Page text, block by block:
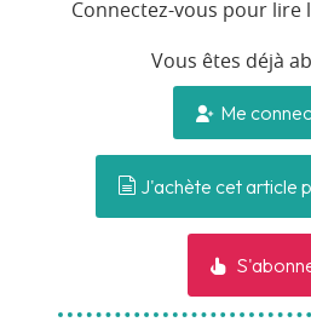
Connectez-vous pour lire
Vous êtes déjà
Me
J'achète cet article